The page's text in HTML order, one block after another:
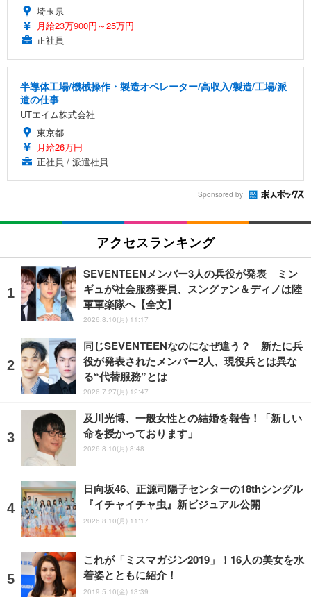
埼玉県
月給23万900円～25万円
正社員
半導体工場/機械操作・製造オペレーター/高収入/製造/工場/派
遣の仕事
UTエイム株式会社
東京都
月給26万円
正社員 / 派遣社員
Sponsored by
アクセスランキング
SEVENTEENメンバー3人の兵役が発表 ミン
ギュが社会服務要員、スングァン＆ディノは陸
軍軍楽隊へ【全文】
2026.8.10(月) 11:17
同じSEVENTEENなのになぜ違う？ 新たに兵
役が発表されたメンバー2人、現役兵とは異な
る“代替服務”とは
2026.7.27(月) 12:47
及川光博、一般女性との結婚を報告！「新しい
命を授かっております」
2026.8.10(月) 8:48
日向坂46、正源司陽子センターの18thシングル
『イチャイチャ虫』新ビジュアル公開
2026.8.10(月) 11:17
これが「ミスマガジン2019」！16人の美女を水
着姿とともに紹介！
2019.5.10(金) 13:39